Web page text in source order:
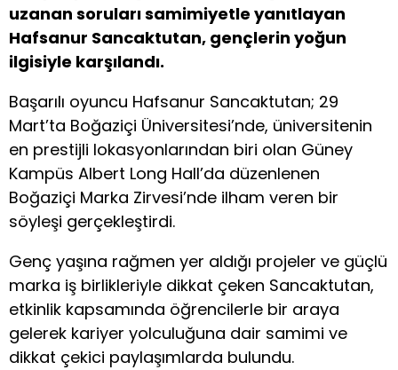
uzanan soruları samimiyetle yanıtlayan
Hafsanur Sancaktutan, gençlerin yoğun
ilgisiyle karşılandı.
Başarılı oyuncu Hafsanur Sancaktutan; 29
Mart’ta Boğaziçi Üniversitesi’nde, üniversitenin
en prestijli lokasyonlarından biri olan Güney
Kampüs Albert Long Hall’da düzenlenen
Boğaziçi Marka Zirvesi’nde ilham veren bir
söyleşi gerçekleştirdi.
Genç yaşına rağmen yer aldığı projeler ve güçlü
marka iş birlikleriyle dikkat çeken Sancaktutan,
etkinlik kapsamında öğrencilerle bir araya
gelerek kariyer yolculuğuna dair samimi ve
dikkat çekici paylaşımlarda bulundu.